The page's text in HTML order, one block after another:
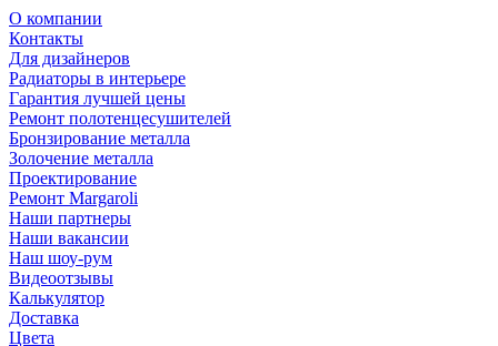
О компании
Контакты
Для дизайнеров
Радиаторы в интерьере
Гарантия лучшей цены
Ремонт полотенцесушителей
Бронзирование металла
Золочение металла
Проектирование
Ремонт Margaroli
Наши партнеры
Наши вакансии
Наш шоу-рум
Видеоотзывы
Калькулятор
Доставка
Цвета